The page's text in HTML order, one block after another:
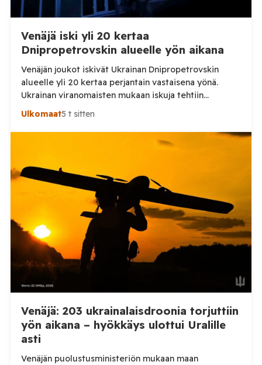
Venäjä iski yli 20 kertaa
Dnipropetrovskin alueelle yön aikana
Venäjän joukot iskivät Ukrainan Dnipropetrovskin
alueelle yli 20 kertaa perjantain vastaisena yönä.
Ukrainan viranomaisten mukaan iskuja tehtiin
drooneilla ja tykistöllä viidelle eri alueelle.
alueellisen sotilashallinnon johtaja Oleksandr Hanzha
kertoi perjantaiaamuna 7. elokuuta julkaisemassaan
hyökkäsivät yön aikana yli 20 kertaa viidelle alueelle.
Nikopolin alueella iskuja kohdistui Nikopolin
kaupunkiin sekä […]
Ulkomaat5 t sitten
Venäjä: 203 ukrainalaisdroonia torjuttiin
yön aikana – hyökkäys ulottui Uralille
asti
Venäjän puolustusministeriön mukaan maan